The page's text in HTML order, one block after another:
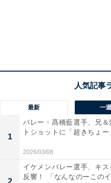
最新 一
1
バレー・髙橋藍選手、兄
トショットに「超きちょ
2026/03/08
イケメンバレー選手、キ
反響！ 「なんなのーこの